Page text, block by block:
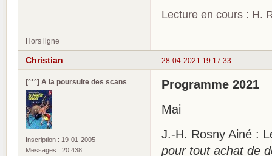
Lecture en cours : H.
Hors ligne
28-04-2021 19:17:33
Christian
[°*°] A la poursuite des scans
Inscription : 19-01-2005
Messages : 20 438
Programme 2021
Mai
J.-H. Rosny Ainé :
pour tout achat de